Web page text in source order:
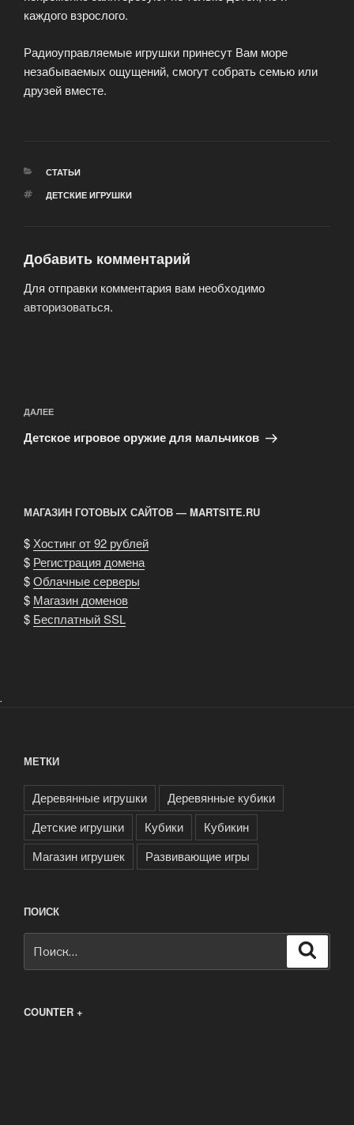
каждого взрослого.
Радиоуправляемые игрушки принесут Вам море
незабываемых ощущений, смогут собрать семью или
друзей вместе.
РУБРИКИ
СТАТЬИ
МЕТКИ
ДЕТСКИЕ ИГРУШКИ
Добавить комментарий
Для отправки комментария вам необходимо
авторизоваться.
по
записям
Следующая
запись
ДАЛЕЕ
Детское игровое оружие для мальчиков
МАГАЗИН ГОТОВЫХ САЙТОВ — MARTSITE.RU
$ Хостинг от 92 рублей
$ Регистрация домена
$Облачные серверы
$ Магазин доменов
$ Бесплатный SSL
.
МЕТКИ
Деревянные игрушки
Деревянные кубики
Детские игрушки
Кубики
Кубикин
Магазин игрушек
Развивающие игры
ПОИСК
COUNTER +